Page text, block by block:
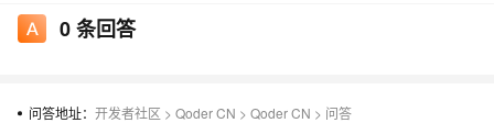
0条回答
问答地址： 开发者社区 > Qoder CN > Qoder CN > 问答